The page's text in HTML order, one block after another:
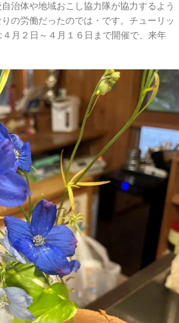
治体や地域おこし協力隊が協力するよう
の労働だったのでは・です。チューリッ
月２日～４月１６日まで開催で、来年